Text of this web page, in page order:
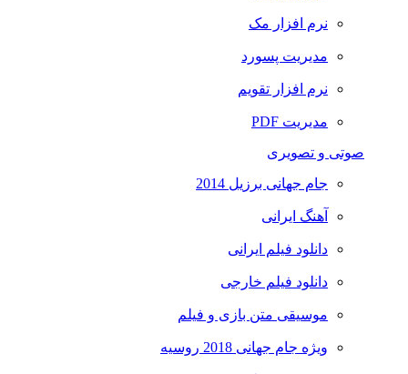
نرم افزار مک
مدیریت پسورد
نرم افزار تقویم
مدیریت PDF
صوتی و تصویری
جام جهانی برزیل 2014
آهنگ ایرانی
دانلود فیلم ایرانی
دانلود فیلم خارجی
موسیقی متن بازی و فیلم
ویژه جام جهانی 2018 روسیه